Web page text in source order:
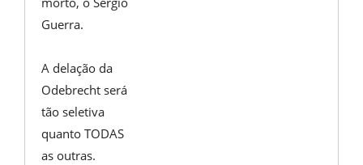
Guerra.
A delação da
Odebrecht será
tão seletiva
quanto TODAS
as outras.